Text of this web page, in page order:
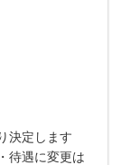
決定します
待遇に変更は